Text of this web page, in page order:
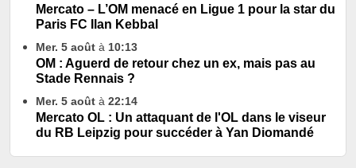
Mercato – L’OM menacé en Ligue 1 pour la star du
Paris FC Ilan Kebbal
Mer. 5 août à 10:13
OM : Aguerd de retour chez un ex, mais pas au
Stade Rennais ?
Mer. 5 août à 22:14
Mercato OL : Un attaquant de l'OL dans le viseur
du RB Leipzig pour succéder à Yan Diomandé